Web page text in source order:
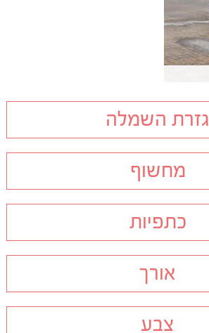
גזרת השמלה
מחשוף
כתפיות
אורך
צבע